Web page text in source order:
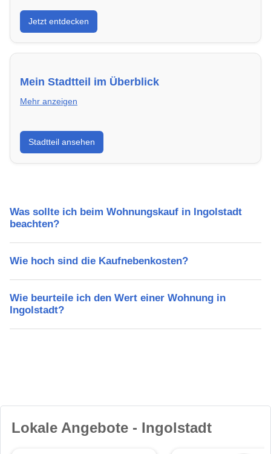
Entdecke Neubauprojekte in Ingolstadt – modern,
energieeffizient und sofort bezugsfertig.
Jetzt entdecken
Mein Stadtteil im Überblick
Mehr anzeigen
Erfahre mehr über deinen Stadtteil in Ingolstadt:
Lebensqualität, Verkehrsanbindung, Schulen,
Freizeitmöglichkeiten und Mietpreise.
Stadtteil ansehen
Was sollte ich beim Wohnungskauf in Ingolstadt
beachten?
Wie hoch sind die Kaufnebenkosten?
Wie beurteile ich den Wert einer Wohnung in
Ingolstadt?
Lokale Angebote - Ingolstadt